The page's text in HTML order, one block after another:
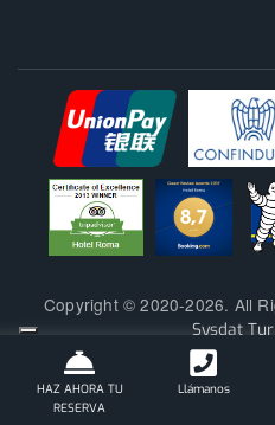
HAZ AHORA TU
RESERVA
Llámanos
Copyright © 2020-2026. All
Sysdat